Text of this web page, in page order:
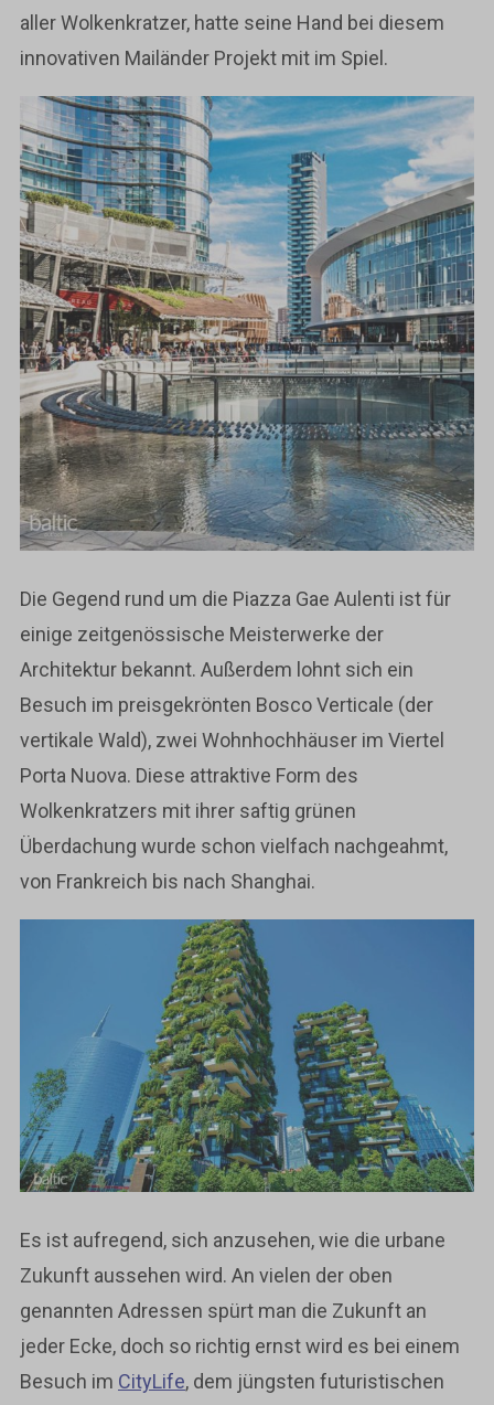
aller Wolkenkratzer, hatte seine Hand bei diesem
innovativen Mailänder Projekt mit im Spiel.
Die Gegend rund um die Piazza Gae Aulenti ist für
einige zeitgenössische Meisterwerke der
Architektur bekannt. Außerdem lohnt sich ein
Besuch im preisgekrönten Bosco Verticale (der
vertikale Wald), zwei Wohnhochhäuser im Viertel
Porta Nuova. Diese attraktive Form des
Wolkenkratzers mit ihrer saftig grünen
Überdachung wurde schon vielfach nachgeahmt,
von Frankreich bis nach Shanghai.
Es ist aufregend, sich anzusehen, wie die urbane
Zukunft aussehen wird. An vielen der oben
genannten Adressen spürt man die Zukunft an
jeder Ecke, doch so richtig ernst wird es bei einem
Besuch im CityLife, dem jüngsten futuristischen